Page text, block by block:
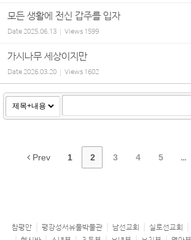
모든 생활에 전신 갑주를 입자
Date2025.06.13 Views 1599
가시나무 세상이지만
Date2026.03.20 Views 1602
Prev 1 2 3 4 5 ...
참평안 평강성서유물박물관 남선교회 실로선교회